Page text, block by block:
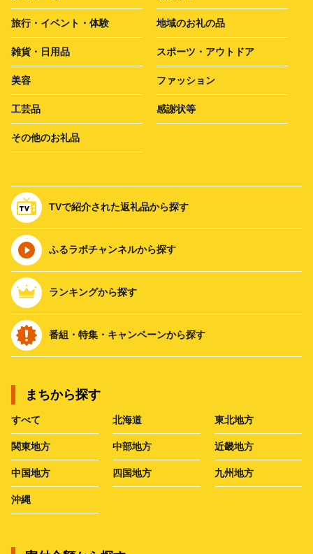
旅行・イベント・体験 地域のお礼の品
雑貨・日用品 スポーツ・アウトドア
美容 ファッション
工芸品 感謝状等
その他のお礼品
TVで紹介された返礼品から探す
ふるラボチャンネルから探す
ランキングから探す
番組・特集・キャンペーンから探す
まちから探す
すべて 北海道 東北地方
関東地方 中部地方 近畿地方
中国地方 四国地方 九州地方
沖縄